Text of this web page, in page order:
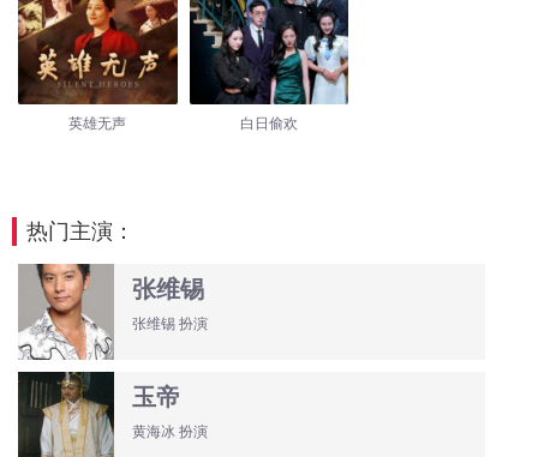
英雄无声 白日偷欢
热门主演：
张维锡
张维锡 扮演
玉帝
黄海冰 扮演